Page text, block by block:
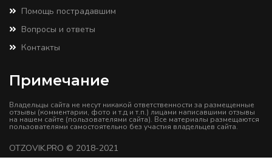
Помощь пострадавшим
Вопросы и ответы
Контакты
Примечание
Владельцы сайта не несут никакой ответственности за размещенные
отзывы (комментарии, фото и т.д и т.п.) лицами написавшими отзывы
на нашем сайте (пользователями сайта). Все материалы размещаются
пользователями самостоятельно без участия владельцев сайта.
OTZOVIK.PRO © 2018-2021